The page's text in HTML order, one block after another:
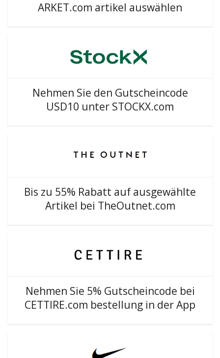
ARKET.com artikel auswählen
Nehmen Sie den Gutscheincode
USD10 unter STOCKX.com
Bis zu 55% Rabatt auf ausgewählte
Artikel bei TheOutnet.com
Nehmen Sie 5% Gutscheincode bei
CETTIRE.com bestellung in der App